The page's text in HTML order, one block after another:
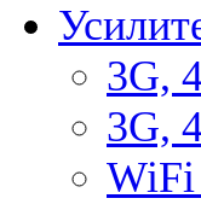
3G,
3G,
WiFi